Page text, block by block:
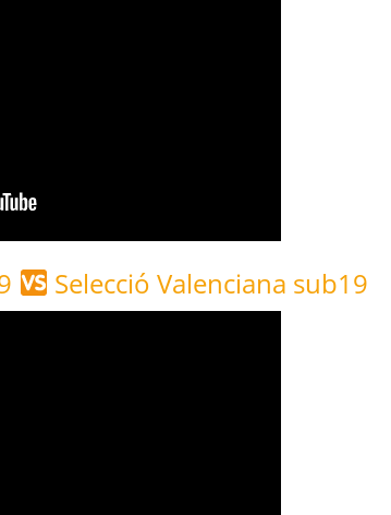
Selecció Valenciana sub19